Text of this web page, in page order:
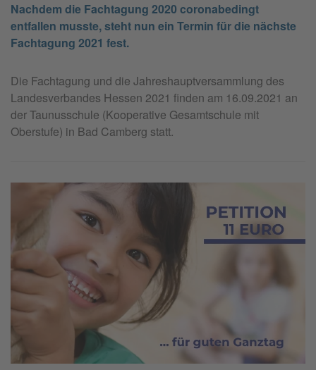
Nachdem die Fachtagung 2020 coronabedingt
entfallen musste, steht nun ein Termin für die nächste
Fachtagung 2021 fest.
Die Fachtagung und die Jahreshauptversammlung des
Landesverbandes Hessen 2021 finden am 16.09.2021 an
der Taunusschule (Kooperative Gesamtschule mit
Oberstufe) in Bad Camberg statt.